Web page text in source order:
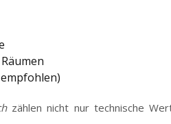
zählen nicht nur technische